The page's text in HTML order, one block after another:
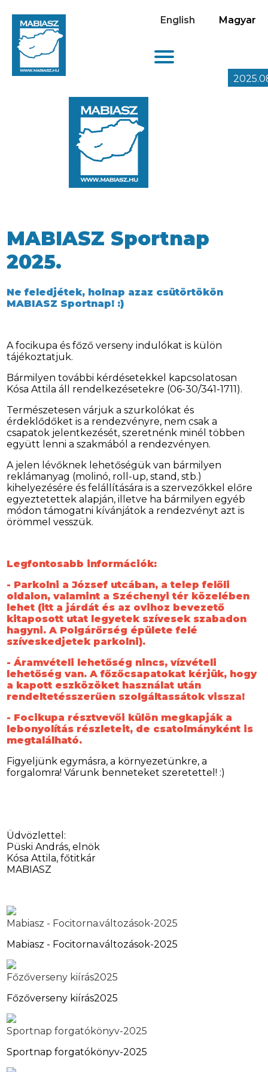
English Magyar
MABIASZ Sportnap
2025.
Ne feledjétek, holnap azaz csütörtökön
MABIASZ Sportnap! :)
A focikupa és főző verseny indulókat is külön
tájékoztatjuk.
Bármilyen további kérdésetekkel kapcsolatosan
Kósa Attila áll rendelkezésetekre (06-30/341-1711).
Természetesen várjuk a szurkolókat és
érdeklődőket is a rendezvényre, nem csak a
csapatok jelentkezését, szeretnénk minél többen
együtt lenni a szakmából a rendezvényen.
A jelen lévőknek lehetőségük van bármilyen
reklámanyag (molinó, roll-up, stand, stb.)
kihelyezésére és felállítására is a szervezőkkel előre
egyeztetettek alapján, illetve ha bármilyen egyéb
módon támogatni kívánjátok a rendezvényt azt is
örömmel vesszük.
Legfontosabb információk:
- Parkolni a József utcában, a telep felőli
oldalon, valamint a Széchenyi tér közelében
lehet (itt a járdát és az ovihoz bevezető
kitaposott utat legyetek szívesek szabadon
hagyni. A Polgárőrség épülete felé
szíveskedjetek parkolni).
- Áramvételi lehetőség nincs, vízvételi
lehetőség van. A főzőcsapatokat kérjük, hogy
a kapott eszközöket használat után
rendeltetésszerűen szolgáltassátok vissza!
- Focikupa résztvevői külön megkapják a
lebonyolítás részleteit, de csatolmányként is
megtalálható.
Figyeljünk egymásra, a környezetünkre, a
forgalomra! Várunk benneteket szeretettel! :)
Üdvözlettel:
Püski András, elnök
Kósa Attila, főtitkár
MABIASZ
Mabiasz - Focitorna.változások-2025
Mabiasz - Focitorna.változások-2025
Főzőverseny kiírás2025
Főzőverseny kiírás2025
Sportnap forgatókönyv-2025
Sportnap forgatókönyv-2025